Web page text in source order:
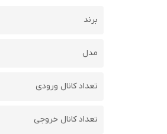
برند
مدل
تعداد کانال ورودی
تعداد کانال خروجی